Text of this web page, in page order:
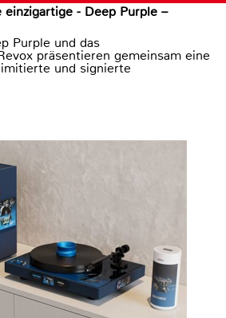
- Deep Purple –
Purple und das
präsentieren gemeinsam eine
und signierte